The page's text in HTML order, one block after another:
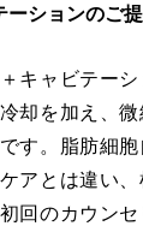
ーションのご
キャビテー
却を加え、
す。脂肪細
アとは違い
回のカウン